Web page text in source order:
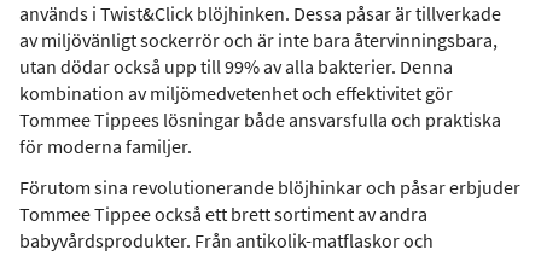
används i Twist&Click blöjhinken. Dessa påsar är tillverkade
av miljövänligt sockerrör och är inte bara återvinningsbara,
utan dödar också upp till 99% av alla bakterier. Denna
kombination av miljömedvetenhet och effektivitet gör
Tommee Tippees lösningar både ansvarsfulla och praktiska
för moderna familjer.
Förutom sina revolutionerande blöjhinkar och påsar erbjuder
Tommee Tippee också ett brett sortiment av andra
babyvårdsprodukter. Från antikolik-matflaskor och